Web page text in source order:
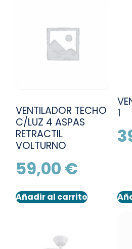
VENTILADOR TECHO
C/LUZ 4 ASPAS
RETRACTIL
VOLTURNO
59,00 €
Añadir al carrito
1